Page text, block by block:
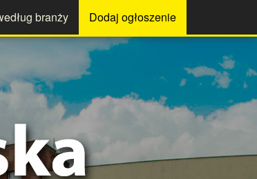
branży Dodaj ogłoszenie